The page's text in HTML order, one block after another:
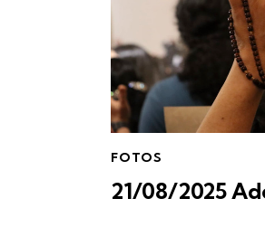
FOTOS
21/08/2025